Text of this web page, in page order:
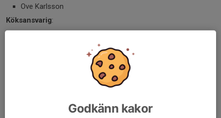
Ove Karlsson
Köksansvarig:
Godkänn kakor